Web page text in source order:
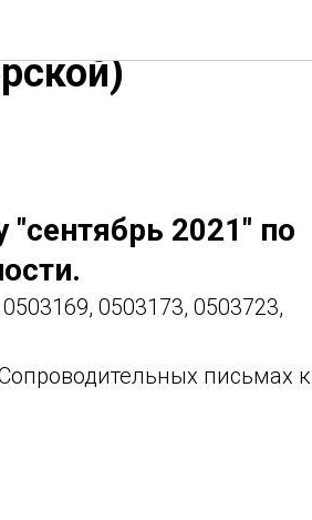
Обновление
"сентябрь 2021" по
0503173, 0503723,
письмах к